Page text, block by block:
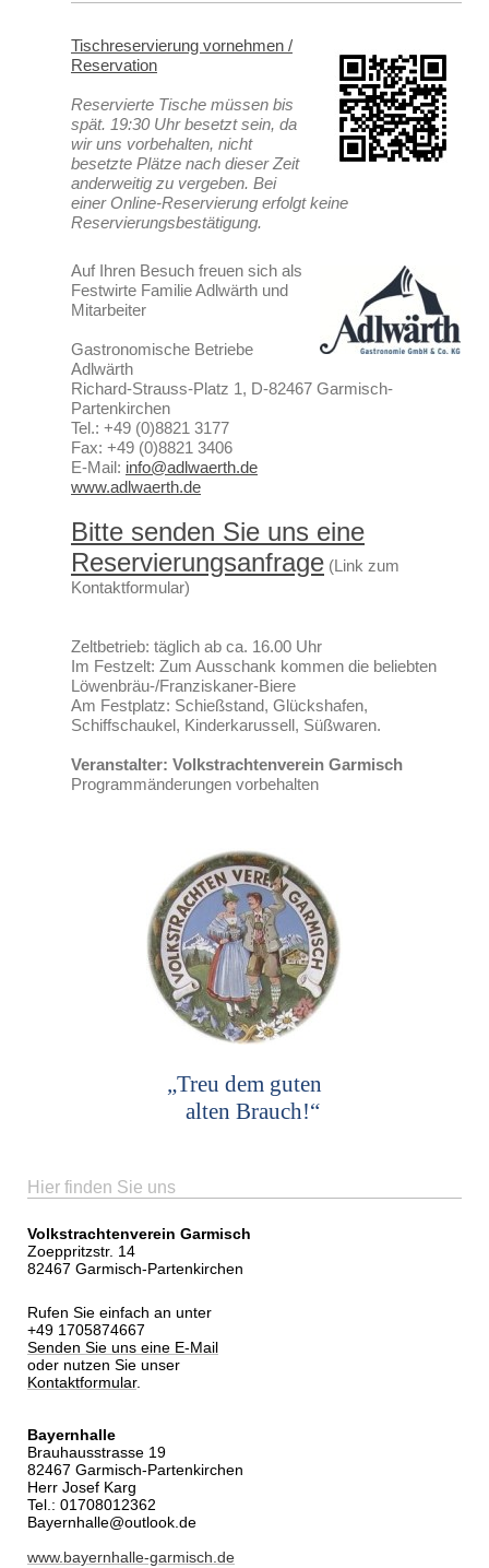
Tischreservierung vornehmen /
Reservation
Reservierte Tische müssen bis
spät. 19:30 Uhr besetzt sein, da
wir uns vorbehalten, nicht
besetzte Plätze nach dieser Zeit
anderweitig zu vergeben. Bei
einer Online-Reservierung erfolgt keine
Reservierungsbestätigung.
Auf Ihren Besuch freuen sich als
Festwirte Familie Adlwärth und
Mitarbeiter
Gastronomische Betriebe
Adlwärth
Richard-Strauss-Platz 1, D-82467 Garmisch-
Partenkirchen
Tel.: +49 (0)8821 3177
Fax: +49 (0)8821 3406
E-Mail: info@adlwaerth.de
www.adlwaerth.de
Bitte senden Sie uns eine
Reservierungsanfrage (Link zum
Kontaktformular)
Zeltbetrieb: täglich ab ca. 16.00 Uhr
Im Festzelt: Zum Ausschank kommen die beliebten
Löwenbräu-/Franziskaner-Biere
Am Festplatz: Schießstand, Glückshafen,
Schiffschaukel, Kinderkarussell, Süßwaren.
Veranstalter: Volkstrachtenverein Garmisch
Programmänderungen vorbehalten
„Treu dem guten
alten Brauch!“
Hier finden Sie uns
Volkstrachtenverein Garmisch
Zoeppritzstr. 14
82467 Garmisch-Partenkirchen
Rufen Sie einfach an unter
+49 1705874667
Senden Sie uns eine E-Mail
oder nutzen Sie unser
Kontaktformular.
Bayernhalle
Brauhausstrasse 19
82467 Garmisch-Partenkirchen
Herr Josef Karg
Tel.: 01708012362
Bayernhalle@outlook.de
www.bayernhalle-garmisch.de